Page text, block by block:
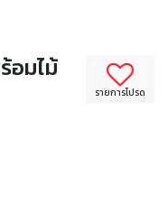
รายการโปรด
อมไม้